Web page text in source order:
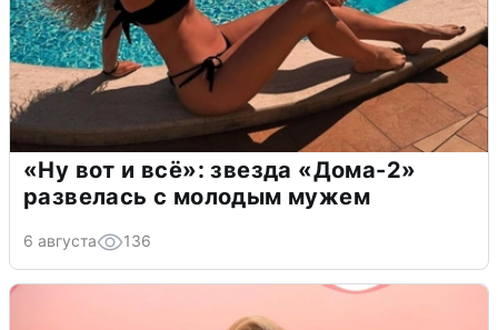
«Ну вот и всё»: звезда «Дома-2»
развелась с молодым мужем
6 августа 136